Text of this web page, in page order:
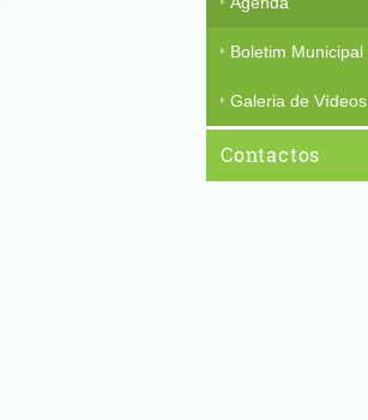
Boletim Municipal
Galeria de Vídeos
Contactos